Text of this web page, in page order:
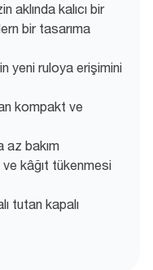
aklında kalıcı bir
bir tasarıma
yeni ruloya erişimini
kompakt ve
az bakım
kâğıt tükenmesi
tutan kapalı